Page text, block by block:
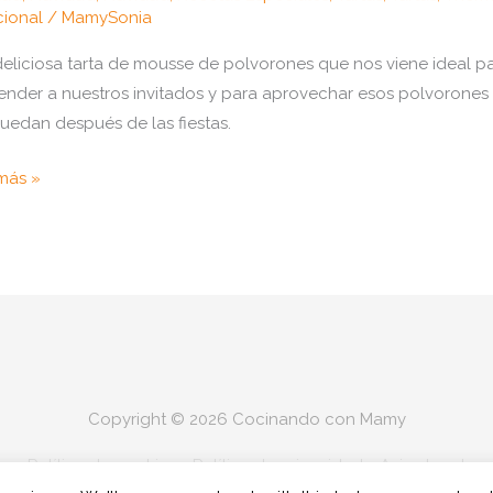
/MamySonia
tarta de mousse de polvorones que nos viene ideal
a nuestros invitados y para aprovechar esos polvorones
después de las fiestas.
»
Copyright © 2026 Cocinando con Mamy
Política de cookies Política de privacidad
Aviso legal